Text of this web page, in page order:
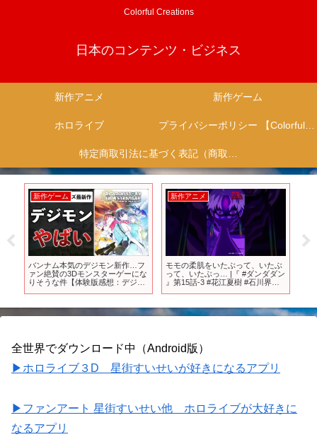
Colorful Creations
日本のコンテンツ・ビジネス
新作アニメ 新作ゲーム
ホロライブ プライバシーポリシー 【Colorful Creation】
特定商取引法に基づく表記（商取引に関する開示）
新作ゲーム
バンナム本気のデジモン新作…フ
ァン絶賛の3Dモンスターゲーにな
りそうな件【体験版感想：デジモ
新作アニメ
モモの柔肌をいたぶって、いたぶ
って、いたぶっ… |『 #ダンダダン
』第15話-3 #花江夏樹 #石川界人
全世界でダウンロード中（Android版）
▶ホロライブ３D 星街すいせいが好きになるアプリ
▶ファンアート 星街すいせい他 ホロライブが大好きに
なるアプリ